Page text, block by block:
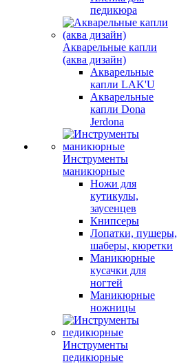
педикюра
Акварельные капли
(аква дизайн)
Акварельные
капли LAK'U
Акварельные
капли Dona
Jerdona
Инструменты
маникюрные
Ножи для
кутикулы,
заусенцев
Книпсеры
Лопатки, пушеры,
шаберы, кюретки
Маникюрные
кусачки для
ногтей
Маникюрные
ножницы
Инструменты
педикюрные